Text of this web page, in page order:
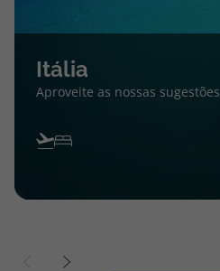
Itália
Aproveite as nossas sugestões